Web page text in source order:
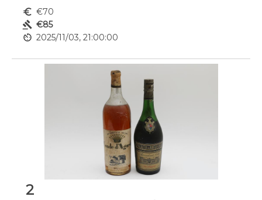
euro_symbol €70
gavel €85
av_timer 2025/11/03, 21:00:00
2